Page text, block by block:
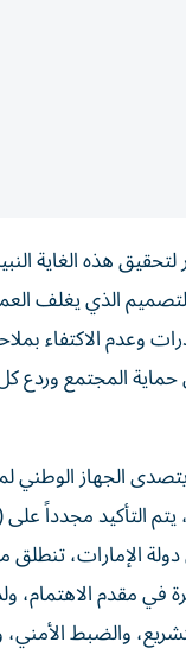
هذه الغاية
الذي يغلف
وعدم الاكتفاء
حماية المجتمع
الاحتفال باليوم العالمي لمكافحة
يتم التأكيد مجدداً
الإمارات، تنطلق
مقدم الاهتمام،
والضبط الأمني،